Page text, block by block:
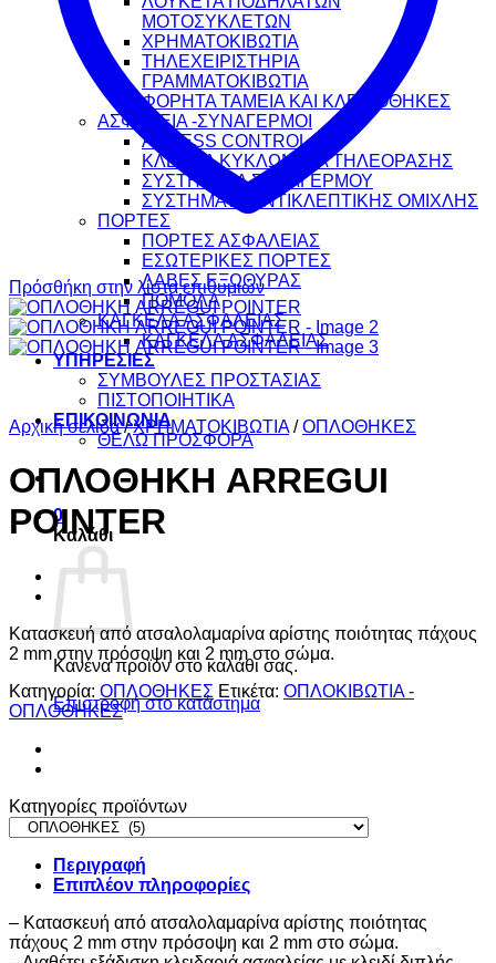
ΜΟΤΟΣΥΚΛΕΤΩΝ
ΧΡΗΜΑΤΟΚΙΒΩΤΙΑ
ΤΗΛΕΧΕΙΡΙΣΤΗΡΙΑ
ΓΡΑΜΜΑΤΟΚΙΒΩΤΙΑ
ΦΟΡΗΤΑ ΤΑΜΕΙΑ ΚΑΙ ΚΛΕΙΔΟΘΗΚΕΣ
ΑΣΦΑΛΕΙΑ -ΣΥΝΑΓΕΡΜΟΙ
ACCESS CONTROL
ΚΛΕΙΣΤΑ ΚΥΚΛΩΜΑΤΑ ΤΗΛΕΟΡΑΣΗΣ
ΣΥΣΤΗΜΑΤΑ ΣΥΝΑΓΕΡΜΟΥ
ΣΥΣΤΗΜΑΤΑ ΑΝΤΙΚΛΕΠΤΙΚΗΣ ΟΜΙΧΛΗΣ
ΠΟΡΤΕΣ
ΠΟΡΤΕΣ ΑΣΦΑΛΕΙΑΣ
ΕΣΩΤΕΡΙΚΕΣ ΠΟΡΤΕΣ
ΛΑΒΕΣ ΕΞΩΘΥΡΑΣ
ΠΟΜΟΛΑ
ΚΑΓΚΕΛΑ ΑΣΦΑΛΕΙΑΣ
ΚΑΓΚΕΛΑ ΑΣΦΑΛΕΙΑΣ
ΥΠΗΡΕΣΙΕΣ
ΣΥΜΒΟΥΛΕΣ ΠΡΟΣΤΑΣΙΑΣ
ΠΙΣΤΟΠΟΙΗΤΙΚΑ
ΕΠΙΚΟΙΝΩΝΙΑ
ΘΕΛΩ ΠΡΟΣΦΟΡΑ
0
Καλάθι
Κανένα προϊόν στο καλάθι σας.
Επιστροφή στο κατάστημα
Πρόσθήκη στην λίστα επιθυμιών
Αρχική σελίδα / ΧΡΗΜΑΤΟΚΙΒΩΤΙΑ / ΟΠΛΟΘΗΚΕΣ
ΟΠΛΟΘΗΚΗ ARREGUI
POINTER
Κατασκευή από ατσαλολαμαρίνα αρίστης ποιότητας πάχους
2 mm στην πρόσοψη και 2 mm στο σώμα.
Κατηγορία: ΟΠΛΟΘΗΚΕΣ Ετικέτα: ΟΠΛΟΚΙΒΩΤΙΑ -
ΟΠΛΟΘΗΚΕΣ
Κατηγορίες προϊόντων
Περιγραφή
Επιπλέον πληροφορίες
– Κατασκευή από ατσαλολαμαρίνα αρίστης ποιότητας
πάχους 2 mm στην πρόσοψη και 2 mm στο σώμα.